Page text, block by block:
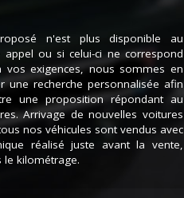
n'est plus disponible au
ou si celui-ci ne correspond
vos exigences, nous sommes en
une recherche personnalisée afin
une proposition répondant au
Arrivage de nouvelles voitures
nos véhicules sont vendus avec
réalisé juste avant la vente,
le kilométrage.